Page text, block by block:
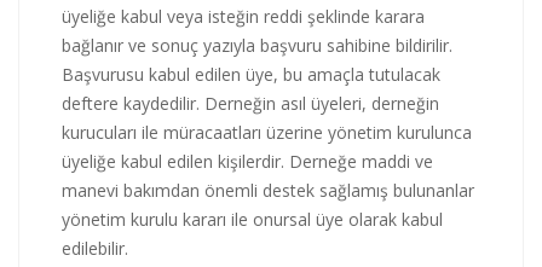
üyeliğe kabul veya isteğin reddi şeklinde karara
bağlanır ve sonuç yazıyla başvuru sahibine bildirilir.
Başvurusu kabul edilen üye, bu amaçla tutulacak
deftere kaydedilir. Derneğin asıl üyeleri, derneğin
kurucuları ile müracaatları üzerine yönetim kurulunca
üyeliğe kabul edilen kişilerdir. Derneğe maddi ve
manevi bakımdan önemli destek sağlamış bulunanlar
yönetim kurulu kararı ile onursal üye olarak kabul
edilebilir.